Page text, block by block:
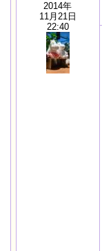
2014年
11月21日
22:40